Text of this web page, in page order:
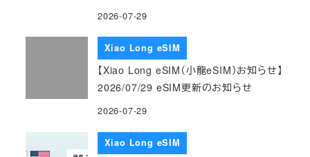
2026-07-29
Xiao Long eSIM
【Xiao Long eSIM（小龍eSIM）お知らせ】
2026/07/29 eSIM更新のお知らせ
2026-07-29
Xiao Long eSIM